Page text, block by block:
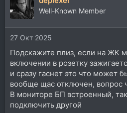
Well-Known Member
27 Окт 2025
Подскажите плиз, если на ЖК
включении в розетку
и сразу гаснет это что может
вообще щас отключен, вопрос
В мониторе БП встроенный,
подключить другой